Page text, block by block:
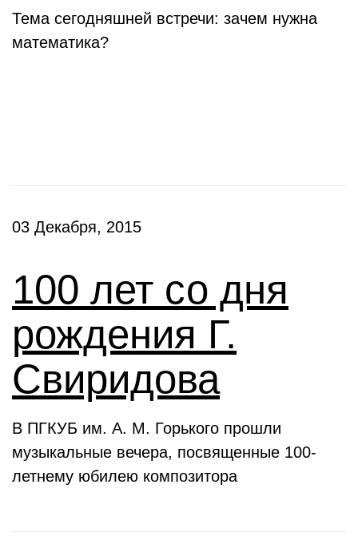
Тема сегодняшней встречи: зачем нужна
математика?
03 Декабря, 2015
100 лет со дня
рождения Г.
Свиридова
В ПГКУБ им. А. М. Горького прошли
музыкальные вечера, посвященные 100-
летнему юбилею композитора